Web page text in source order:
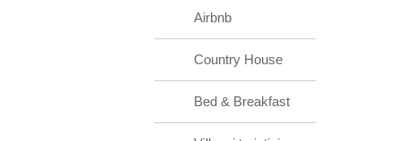
Airbnb
Country House
Bed & Breakfast